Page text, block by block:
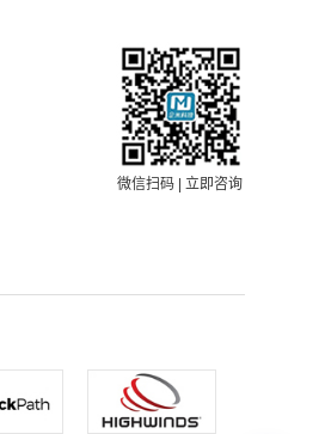
微信扫码 | 立即咨询